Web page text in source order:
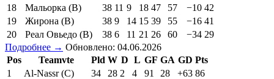
18
Мальорка (В) 38 11 9 18 47 57 −10 42
19
Жирона (В) 38 9 14 15 39 55 −16 41
20
Реал Овьедо (В) 38 6 11 21 26 60 −34 29
Подробнее → Обновлено: 04.06.2026
Pos
Teamvte Pld W D L GF GA GD Pts
1
Al-Nassr (C) 34 28 2 4 91 28 +63 86